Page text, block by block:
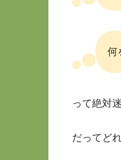
何
って絶対
だってど